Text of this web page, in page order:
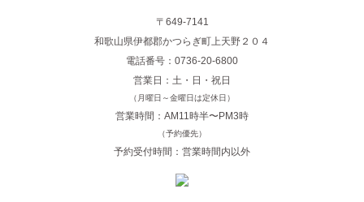
〒649-7141
和歌山県伊都郡かつらぎ町上天野２０４
電話番号：0736-20-6800
営業日：土・日・祝日
（月曜日～金曜日は定休日）
営業時間：AM11時半〜PM3時
（予約優先）
予約受付時間：営業時間内以外